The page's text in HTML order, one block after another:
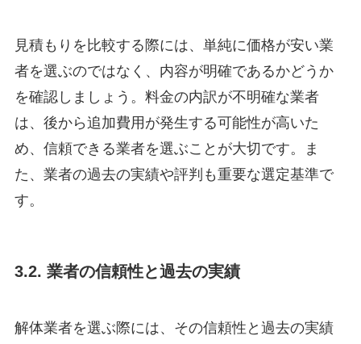
見積もりを比較する際には、単純に価格が安い業
者を選ぶのではなく、内容が明確であるかどうか
を確認しましょう。料金の内訳が不明確な業者
は、後から追加費用が発生する可能性が高いた
め、信頼できる業者を選ぶことが大切です。ま
た、業者の過去の実績や評判も重要な選定基準で
す。
3.2. 業者の信頼性と過去の実績
解体業者を選ぶ際には、その信頼性と過去の実績